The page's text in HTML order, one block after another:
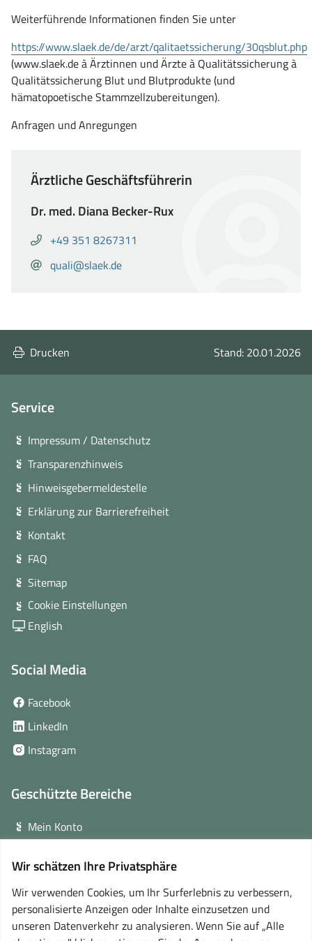
Wir schätzen Ihre Privatsphäre
Wir verwenden Cookies, um Ihr Surferlebnis zu verbessern,
personalisierte Anzeigen oder Inhalte einzusetzen und
unseren Datenverkehr zu analysieren. Wenn Sie auf „Alle
Weiterführende Informationen finden Sie unter
https://www.slaek.de/de/arzt/qalitaetssicherung/30qsblut.php
(öffnet
in
neuem
(www.slaek.de à Ärztinnen und Ärzte à Qualitätssicherung à
Qualitätssicherung Blut und Blutprodukte (und
hämatopoetische Stammzellzubereitungen).
Anfragen und Anregungen
Ärztliche Geschäftsführerin
Dr. med. Diana Becker-Rux
Telefon
Anrufen
Dr.
+49
351
+49 351 8267311
E-E-
Dr.
med.
quali@slaek.de
quali@slaek.de
Drucken Stand: 20.01.2026
Service
Impressum / Datenschutz
Transparenzhinweis
Hinweisgebermeldestelle
Erklärung zur Barrierefreiheit
Kontakt
FAQ
Sitemap
Cookie Einstellungen
English
Social Media
Facebook
Fenster)
LinkedIn
neuem
Instagram(öffnet
Fenster)
Geschützte Bereiche
Mein Konto
Online-Lernplattform(öffnet
in
neuem
Fenster)
Partner